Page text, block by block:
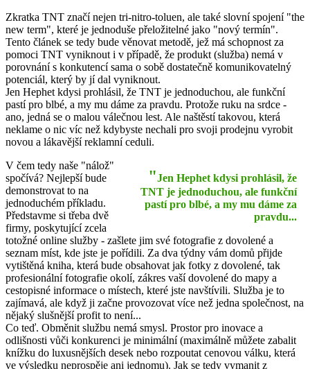
Zkratka TNT značí nejen tri-nitro-toluen, ale také slovní spojení "the
new term", které je jednoduše přeložitelné jako "nový termín".
Tento článek se tedy bude věnovat metodě, jež má schopnost za
pomoci TNT vyniknout i v případě, že produkt (služba) nemá v
porovnání s konkutencí sama o sobě dostatečně komunikovatelný
potenciál, který by jí dal vyniknout.
Jen Hephet kdysi prohlásil, že TNT je jednoduchou, ale funkční
pastí pro blbé, a my mu dáme za pravdu. Protože ruku na srdce -
ano, jedná se o malou válečnou lest. Ale naštěstí takovou, která
neklame o nic víc než kdybyste nechali pro svoji prodejnu vyrobit
novou a lákavější reklamní ceduli.
"Jen Hephet kdysi prohlásil, že
TNT je jednoduchou, ale funkční
pastí pro blbé, a my mu dáme za
pravdu...
V čem tedy naše "nálož"
spočívá? Nejlepší bude
demonstrovat to na
jednoduchém příkladu.
Představme si třeba dvě
firmy, poskytující zcela
totožné online služby - zašlete jim své fotografie z dovolené a
seznam míst, kde jste je pořídili. Za dva týdny vám domů přijde
vytištěná kniha, která bude obsahovat jak fotky z dovolené, tak
profesionální fotografie okolí, zákres vaší dovolené do mapy a
cestopisné informace o místech, které jste navštívili. Služba je to
zajímavá, ale když ji začne provozovat více než jedna společnost, na
nějaký slušnější profit to není...
Co teď. Obměnit službu nemá smysl. Prostor pro inovace a
odlišnosti vůči konkurenci je minimální (maximálně můžete zabalit
knížku do luxusnějších desek nebo rozpoutat cenovou válku, která
ve výsledku neprospěje ani jednomu). Jak se tedy vymanit z